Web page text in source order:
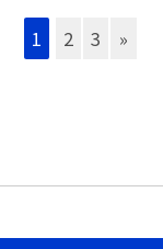
1 2 3 »